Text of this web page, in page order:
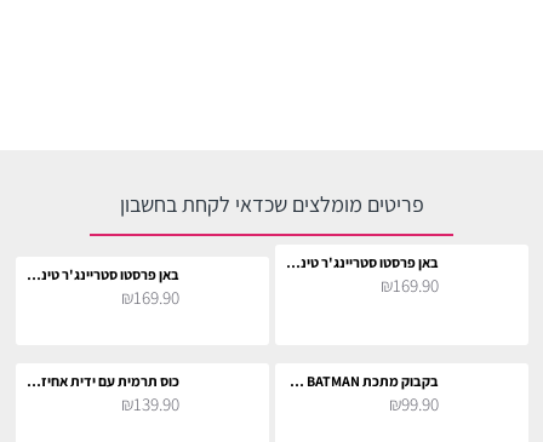
פריטים מומלצים שכדאי לקחת בחשבון
באן פרסטו סטריינג'ר טינגס הופר
₪169.90 באן פרסטו סטריינג'ר טינגס לוקאס
₪169.90
בקבוק מתכת WHO CARES I'M BATMAN
₪99.90
כוס תרמית עם ידית אחיזה וקש - באטמן
₪139.90